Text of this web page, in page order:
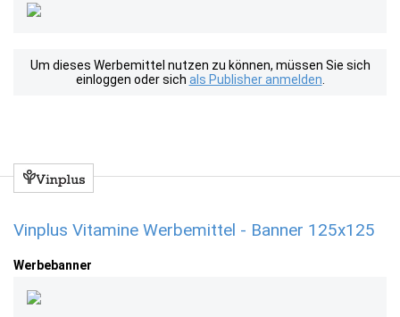
Um dieses Werbemittel nutzen zu können, müssen Sie sich
einloggen oder sich als Publisher anmelden
Vinplus Vitamine Werbemittel - Banner 125x125
Werbebanner